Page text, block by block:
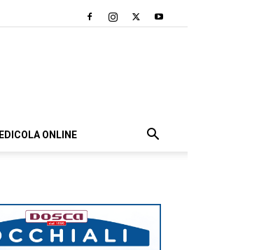
EDICOLA ONLINE